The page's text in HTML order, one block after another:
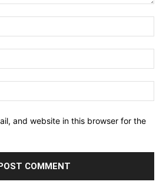
and website in this browser for the